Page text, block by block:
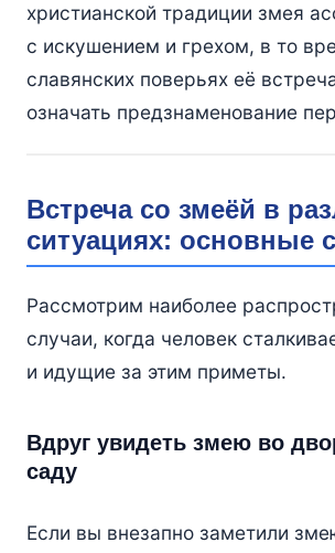
христианской традиции змея
с искушением и грехом, в то
славянских поверьях её
означать предзнаменование
Встреча со змеёй в
ситуациях: основные
Рассмотрим наиболее
случаи, когда человек
и идущие за этим приметы.
Вдруг увидеть змею во
саду
Если вы внезапно заметили